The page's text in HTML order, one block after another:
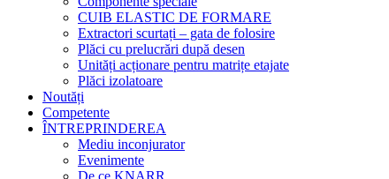
CUIB ELASTIC DE FORMARE
Extractori scurtați – gata de folosire
Plăci cu prelucrări după desen
Unități acționare pentru matrițe etajate
Plăci izolatoare
Noutăți
Competente
ÎNTREPRINDEREA
Mediu inconjurator
Evenimente
De ce KNARR